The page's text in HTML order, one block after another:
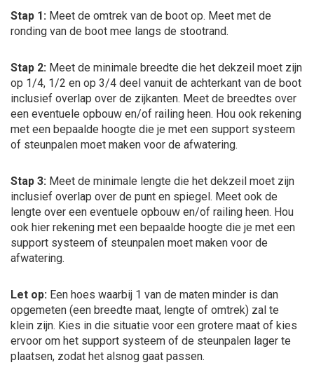
Stap 1: Meet de omtrek van de boot op. Meet met de
ronding van de boot mee langs de stootrand.
Stap 2: Meet de minimale breedte die het dekzeil moet zijn
op 1/4, 1/2 en op 3/4 deel vanuit de achterkant van de boot
inclusief overlap over de zijkanten. Meet de breedtes over
een eventuele opbouw en/of railing heen. Hou ook rekening
met een bepaalde hoogte die je met een support systeem
of steunpalen moet maken voor de afwatering.
Stap 3: Meet de minimale lengte die het dekzeil moet zijn
inclusief overlap over de punt en spiegel. Meet ook de
lengte over een eventuele opbouw en/of railing heen. Hou
ook hier rekening met een bepaalde hoogte die je met een
support systeem of steunpalen moet maken voor de
afwatering.
Let op: Een hoes waarbij 1 van de maten minder is dan
opgemeten (een breedte maat, lengte of omtrek) zal te
klein zijn. Kies in die situatie voor een grotere maat of kies
ervoor om het support systeem of de steunpalen lager te
plaatsen, zodat het alsnog gaat passen.